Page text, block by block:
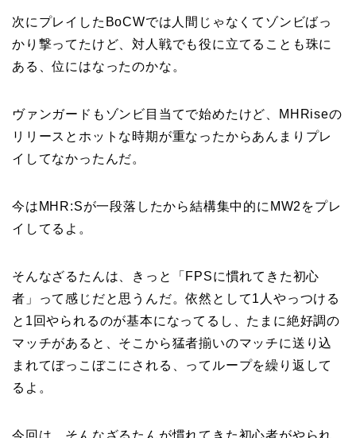
次にプレイしたBoCWでは人間じゃなくてゾンビばっ
かり撃ってたけど、対人戦でも役に立てることも珠に
ある、位にはなったのかな。
ヴァンガードもゾンビ目当てで始めたけど、MHRiseの
リリースとホットな時期が重なったからあんまりプレ
イしてなかったんだ。
今はMHR:Sが一段落したから結構集中的にMW2をプレ
イしてるよ。
そんなざるたんは、きっと「FPSに慣れてきた初心
者」って感じだと思うんだ。依然として1人やっつける
と1回やられるのが基本になってるし、たまに絶好調の
マッチがあると、そこから猛者揃いのマッチに送り込
まれてぼっこぼこにされる、ってループを繰り返して
るよ。